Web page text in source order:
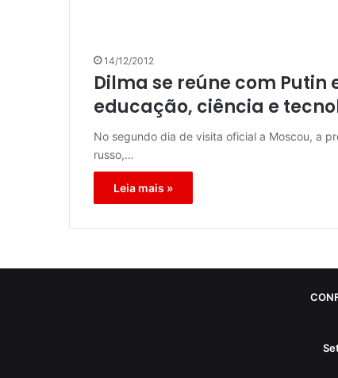
14/12/2012
Dilma se reúne com Putin
educação, ciência e
No segundo dia de visita oficial a Moscou, a
russo,…
Leia mais »